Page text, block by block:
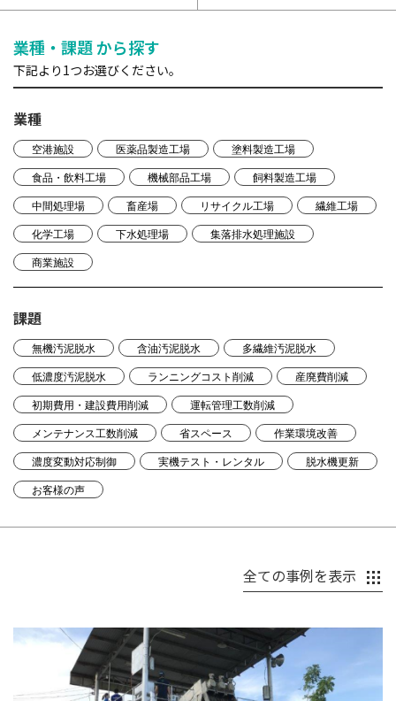
業種・課題 から探す
下記より1つお選びください。
業種
空港施設 医薬品製造工場 塗料製造工場
食品・飲料工場 機械部品工場 飼料製造工場
中間処理場 畜産場 リサイクル工場 繊維工場
化学工場 下水処理場 集落排水処理施設
商業施設
課題
無機汚泥脱水 含油汚泥脱水 多繊維汚泥脱水
低濃度汚泥脱水 ランニングコスト削減 産廃費削減
初期費用・建設費用削減 運転管理工数削減
メンテナンス工数削減 省スペース 作業環境改善
濃度変動対応制御 実機テスト・レンタル 脱水機更新
お客様の声
全ての事例を表示